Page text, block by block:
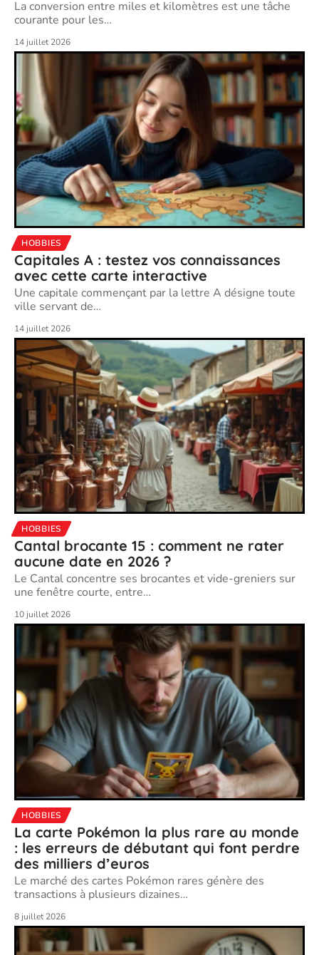
La conversion entre miles et kilomètres est une tâche
courante pour les…
14 juillet 2026
HOBBIES
Capitales A : testez vos connaissances
avec cette carte interactive
Une capitale commençant par la lettre A désigne toute
ville servant de…
14 juillet 2026
HOBBIES
Cantal brocante 15 : comment ne rater
aucune date en 2026 ?
Le Cantal concentre ses brocantes et vide-greniers sur
une fenêtre courte, entre…
10 juillet 2026
HOBBIES
La carte Pokémon la plus rare au monde
: les erreurs de débutant qui font perdre
des milliers d’euros
Le marché des cartes Pokémon rares génère des
transactions à plusieurs dizaines…
8 juillet 2026